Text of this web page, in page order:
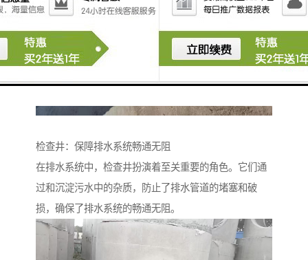
检查井：保障排水系统畅通无阻
在排水系统中，检查井扮演着至关重要的角色。它们通
过和沉淀污水中的杂质，防止了排水管道的堵塞和破
损，确保了排水系统的畅通无阻。